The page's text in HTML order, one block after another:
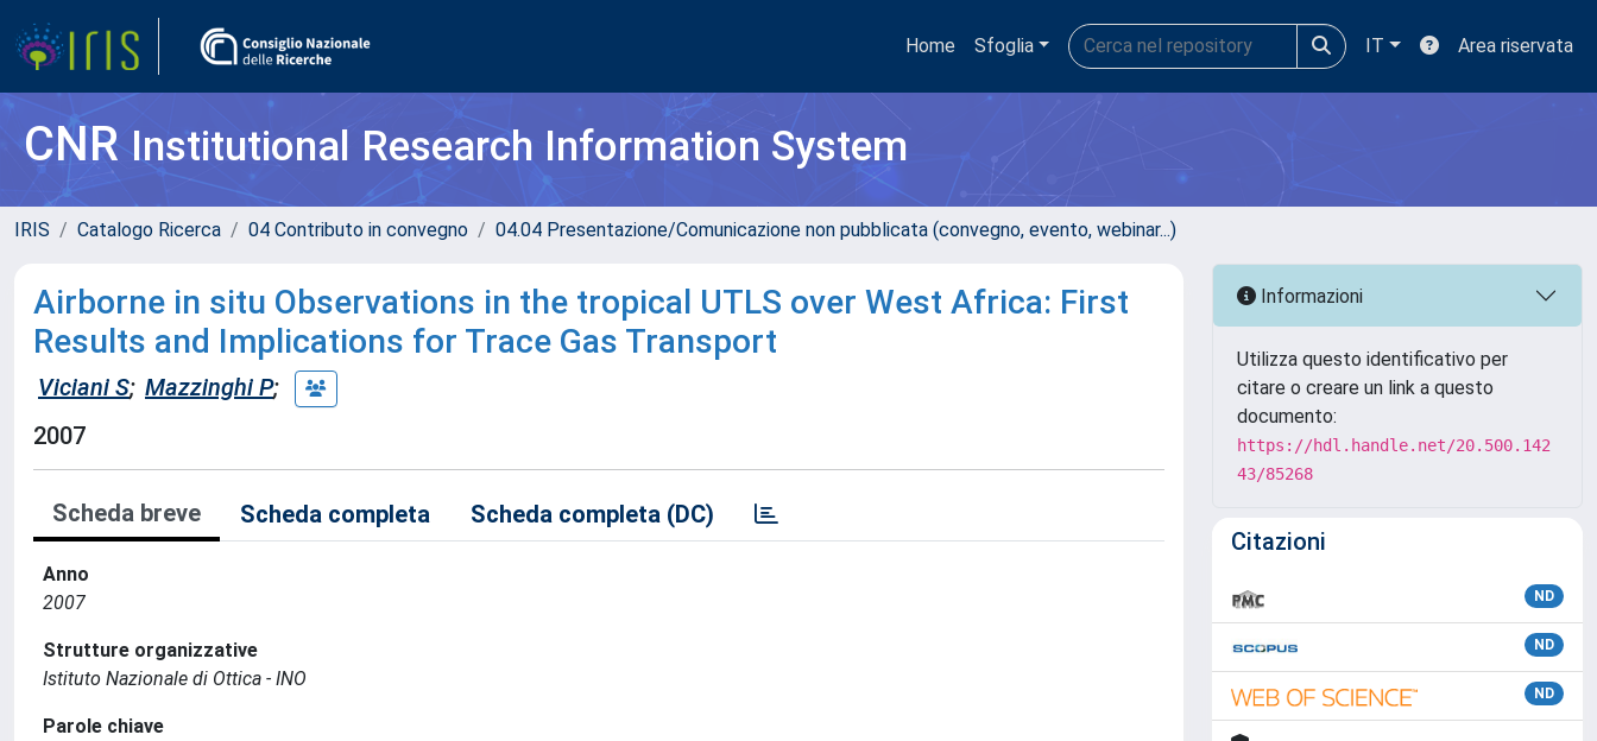
Home Sfoglia IT Area riservata
CNRInstitutional Research Information System
IRIS Catalogo Ricerca 04 Contributo in convegno 04.04 Presentazione/Comunicazione non pubblicata (convegno, evento, webinar...)
Airborne in situ Observations in the tropical UTLS over West Africa: First
Results and Implications for Trace Gas Transport
Viciani S; Mazzinghi P;
2007
Scheda breve Scheda completa Scheda completa (DC)
Anno
2007
Strutture organizzative
Istituto Nazionale di Ottica - INO
Parole chiave
Informazioni
Utilizza questo identificativo per
citare o creare un link a questo
documento:
https://hdl.handle.net/20.500.142
43/85268
Citazioni
ND
ND
ND